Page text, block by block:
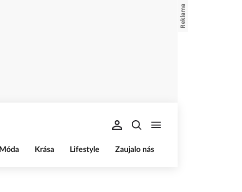
Móda Krása Lifestyle Zaujalo nás